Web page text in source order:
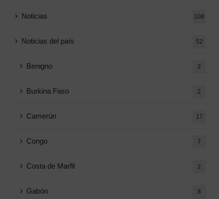
Noticias 108
Noticias del país 52
Benigno 2
Burkina Faso 2
Camerún 17
Congo 7
Costa de Marfil 2
Gabón 8